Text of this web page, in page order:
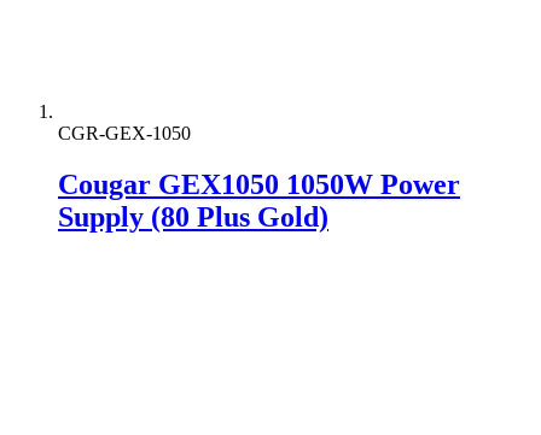
CGR-GEX-1050
Cougar GEX1050 1050W Power
Supply (80 Plus Gold)